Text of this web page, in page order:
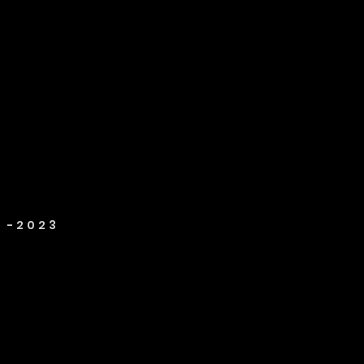
-2023